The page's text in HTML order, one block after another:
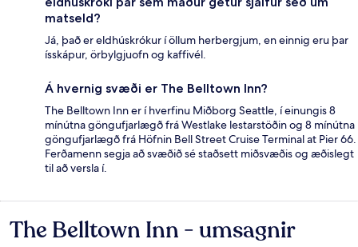
matseld?
Já, það er eldhúskrókur í öllum herbergjum, en einnig eru þar
ísskápur, örbylgjuofn og kaffivél.
Á hvernig svæði er The Belltown Inn?
The Belltown Inn er í hverfinu Miðborg Seattle, í einungis 8
mínútna göngufjarlægð frá Westlake lestarstöðin og 8 mínútna
göngufjarlægð frá Höfnin Bell Street Cruise Terminal at Pier 66.
Ferðamenn segja að svæðið sé staðsett miðsvæðis og æðislegt
til að versla í.
Umsagnir
The Belltown Inn - umsagnir